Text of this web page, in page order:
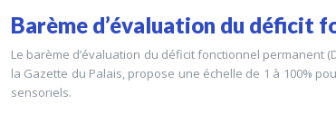
Barème d’évaluation du déficit
Le barème d’évaluation du déficit fonctionnel permanent
la Gazette du Palais, propose une échelle de 1 à 100%
sensoriels.